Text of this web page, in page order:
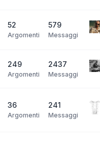
52
Argomenti
579
Messaggi
249
Argomenti
2437
Messaggi
36
Argomenti
241
Messaggi